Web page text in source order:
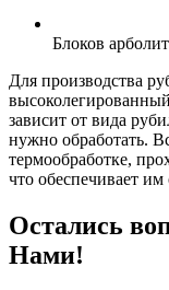
Блоков
Для производства
зависит от вида
нужно обработать.
термообработке,
что обеспечивает
Остались
Нами!